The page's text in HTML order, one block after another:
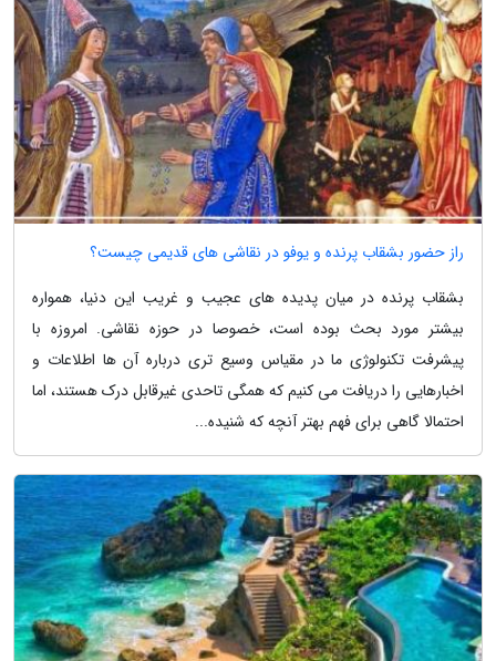
راز حضور بشقاب پرنده و یوفو در نقاشی های قدیمی چیست؟
بشقاب پرنده در میان پدیده های عجیب و غریب این دنیا، همواره
بیشتر مورد بحث بوده است، خصوصا در حوزه نقاشی. امروزه با
پیشرفت تکنولوژی ما در مقیاس وسیع تری درباره آن ها اطلاعات و
اخبارهایی را دریافت می کنیم که همگی تاحدی غیرقابل درک هستند، اما
احتمالا گاهی برای فهم بهتر آنچه که شنیده...